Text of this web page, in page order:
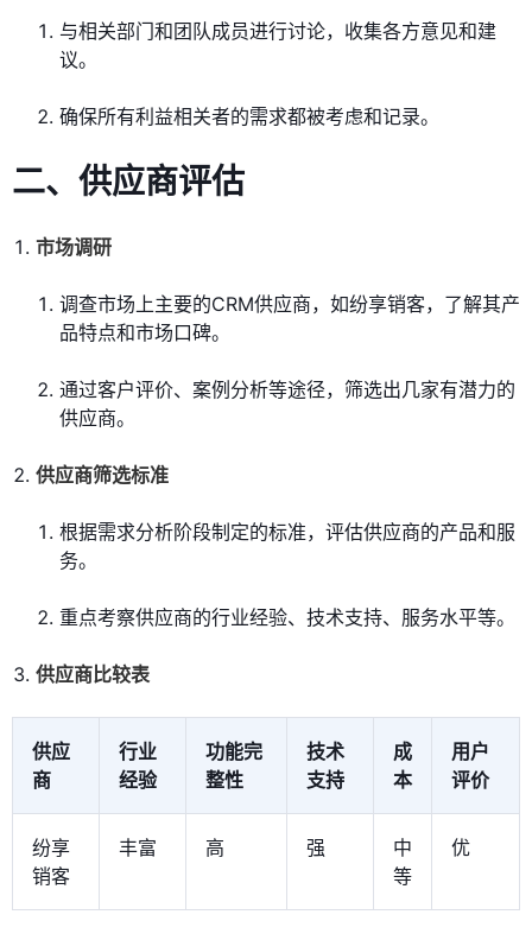
与相关部门和团队成员进行讨论，收集各方意见和建
议。
确保所有利益相关者的需求都被考虑和记录。
二、供应商评估
市场调研
调查市场上主要的CRM供应商，如纷享销客，了解其产
品特点和市场口碑。
通过客户评价、案例分析等途径，筛选出几家有潜力的
供应商。
供应商筛选标准
根据需求分析阶段制定的标准，评估供应商的产品和服
务。
重点考察供应商的行业经验、技术支持、服务水平等。
供应商比较表
供应
商
行业
经验
功能完
整性
技术
支持
成
本
用户
评价
纷享
销客
丰富 高 强
中
等
优